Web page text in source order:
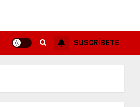
SUSCRÍBETE